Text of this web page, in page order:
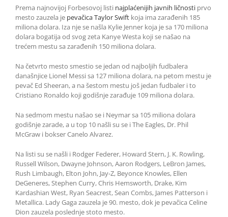
Prema najnovijoj Forbesovoj listi najplaćenijih javnih ličnosti prvo
mesto zauzela je pevačica Taylor Swift koja ima zarađenih 185
miliona dolara. Iza nje se našla Kylie Jenner koja je sa 170 miliona
dolara bogatija od svog zeta Kanye Westa koji se našao na
trećem mestu sa zarađenih 150 miliona dolara.
Na četvrto mesto smestio se jedan od najboljih fudbalera
današnjice Lionel Messi sa 127 miliona dolara, na petom mestu je
pevač Ed Sheeran, a na šestom mestu još jedan fudbaler i to
Cristiano Ronaldo koji godišnje zarađuje 109 miliona dolara.
Na sedmom mestu našao se i Neymar sa 105 miliona dolara
godišnje zarade, a u top 10 našli su se i The Eagles, Dr. Phil
McGraw i bokser Canelo Alvarez.
Na listi su se našli i Rodger Federer, Howard Stern, J. K. Rowling,
Russell Wilson, Dwayne Johnson, Aaron Rodgers, LeBron James,
Rush Limbaugh, Elton John, Jay-Z, Beyonce Knowles, Ellen
DeGeneres, Stephen Curry, Chris Hemsworth, Drake, Kim
Kardashian West, Ryan Seacrest, Sean Combs, James Patterson i
Metallica. Lady Gaga zauzela je 90. mesto, dok je pevačica Celine
Dion zauzela poslednje stoto mesto.